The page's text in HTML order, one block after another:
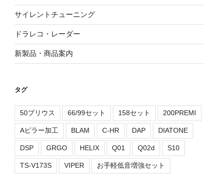
サイレントチューニング
ドラレコ・レーダー
新製品・商品案内
タグ
50プリウス 66/99セット 158セット 200PREMI
Aピラー加工 BLAM C-HR DAP DIATONE
DSP GRGO HELIX Q01 Q02d S10
TS-V173S VIPER お手軽低音増強セット